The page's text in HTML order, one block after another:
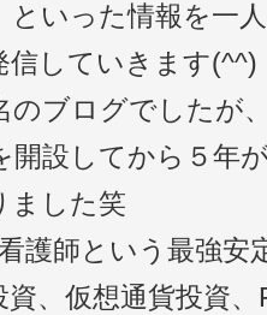
といった情報を一
信していきます(^^)
のブログでしたが
開設してから５年
ました笑
護師という最強安
資、仮想通貨投資